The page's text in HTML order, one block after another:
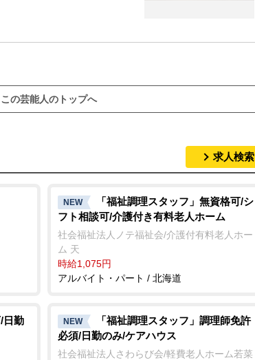
この芸能人のトップへ
求人検索
NEW
「福祉調理スタッフ」無資格可/シ
フト相談可/介護付き有料老人ホーム
社会福祉法人ノテ福祉会/介護付有料老人ホー
ム 天
時給1,075円
アルバイト・パート / 北海道
日勤 NEW
「福祉調理スタッフ」調理師免許
必須/日勤のみ/ケアハウス
社会福祉法人さわらび会/軽費老人ホーム若菜